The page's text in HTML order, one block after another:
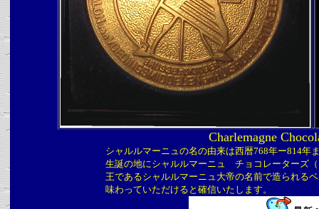
Charlemagne
シャルルマーニュの名の由来は西暦768年ー814年
生誕の地にシャルルマーニュ チョコレーターズ
王であるシャルルマーニュ大帝の名前で造られる
味わっていただけると確信いたします。